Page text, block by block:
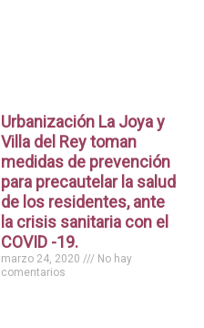
Urbanización La Joya y
Villa del Rey toman
medidas de prevención
para precautelar la salud
de los residentes, ante
la crisis sanitaria con el
COVID -19.
marzo 24, 2020
No hay
comentarios